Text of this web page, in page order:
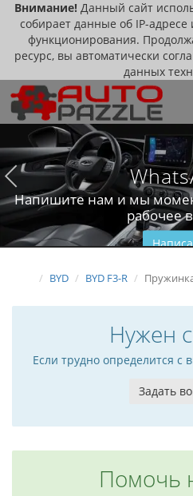
Внимание! Данный сайт
собирает данные об IP-
функционирования.
ресурс, вы автоматически
данных
Напишите нам и мы
рабочее
BYD BYD F3-R
Нужен
Если трудно определится
Задать
Помочь